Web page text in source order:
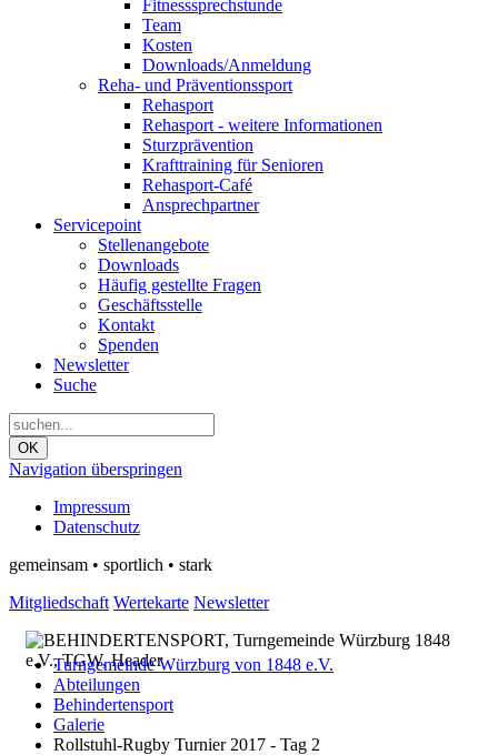
Fitnesssprechstunde
Team
Kosten
Downloads/Anmeldung
Reha- und Präventionssport
Rehasport
Rehasport - weitere Informationen
Sturzprävention
Krafttraining für Senioren
Rehasport-Café
Ansprechpartner
Servicepoint
Stellenangebote
Downloads
Häufig gestellte Fragen
Geschäftsstelle
Kontakt
Spenden
Newsletter
Suche
OK
Navigation überspringen
Impressum
Datenschutz
gemeinsam • sportlich • stark
Mitgliedschaft Wertekarte Newsletter
Turngemeinde Würzburg von 1848 e.V.
Abteilungen
Behindertensport
Galerie
Rollstuhl-Rugby Turnier 2017 - Tag 2